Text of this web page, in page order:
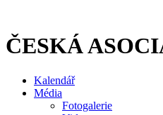
obsahu
ČESKÁ
Kalendář
Média
Fotogalerie